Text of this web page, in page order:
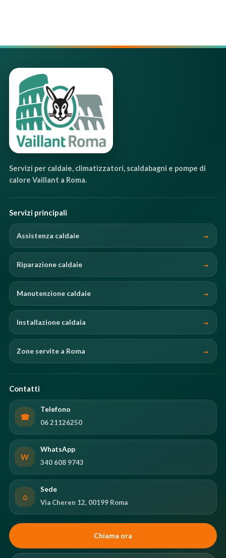
Servizi per caldaie, climatizzatori, scaldabagni e pompe di
calore Vaillant a Roma.
Servizi principali
Assistenza caldaie
Riparazione caldaie
Manutenzione caldaie
Installazione caldaia
Zone servite a Roma
Contatti
☎
Telefono
06 21126250
W
WhatsApp
340 608 9743
⌂
Sede
Via Cheren 12, 00199 Roma
Chiama ora